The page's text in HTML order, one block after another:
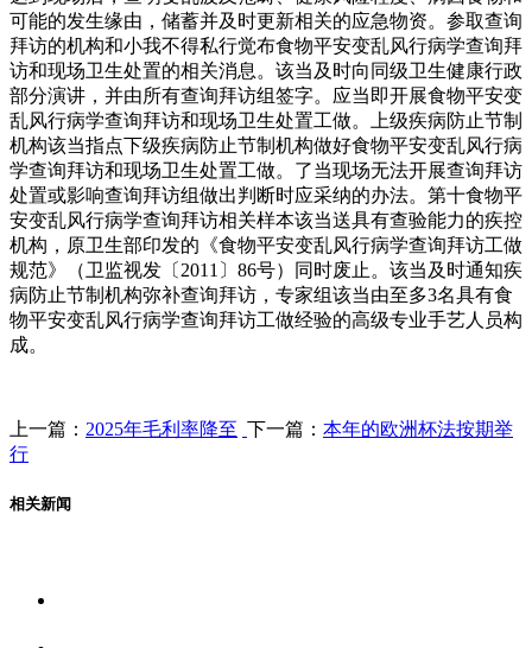
可能的发生缘由，储蓄并及时更新相关的应急物资。参取查询
拜访的机构和小我不得私行觉布食物平安变乱风行病学查询拜
访和现场卫生处置的相关消息。该当及时向同级卫生健康行政
部分演讲，并由所有查询拜访组签字。应当即开展食物平安变
乱风行病学查询拜访和现场卫生处置工做。上级疾病防止节制
机构该当指点下级疾病防止节制机构做好食物平安变乱风行病
学查询拜访和现场卫生处置工做。了当现场无法开展查询拜访
处置或影响查询拜访组做出判断时应采纳的办法。第十食物平
安变乱风行病学查询拜访相关样本该当送具有查验能力的疾控
机构，原卫生部印发的《食物平安变乱风行病学查询拜访工做
规范》（卫监视发〔2011〕86号）同时废止。该当及时通知疾
病防止节制机构弥补查询拜访，专家组该当由至多3名具有食
物平安变乱风行病学查询拜访工做经验的高级专业手艺人员构
成。
上一篇： 2025年毛利率降至 下一篇： 本年的欧洲杯法按期举
行
相关新闻